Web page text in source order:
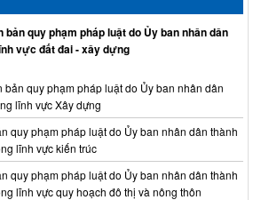
bản quy phạm pháp luật do Ủy ban nhân dân
vực đất đai - xây dựng
bản quy phạm pháp luật do Ủy ban nhân dân
lĩnh vực Xây dựng
quy phạm pháp luật do Ủy ban nhân dân thành
lĩnh vực kiến trúc
quy phạm pháp luật do Ủy ban nhân dân thành
lĩnh vực quy hoạch đô thị và nông thôn